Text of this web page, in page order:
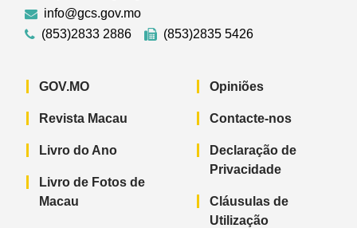
info@gcs.gov.mo
(853)2833 2886
(853)2835 5426
GOV.MO
Revista Macau
Livro do Ano
Livro de Fotos de
Macau
Opiniões
Contacte-nos
Declaração de
Privacidade
Cláusulas de
Utilização